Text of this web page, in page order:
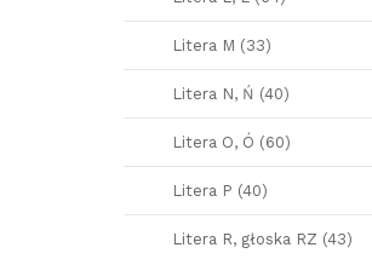
Litera M (33)
Litera N, Ń (40)
Litera O, Ó (60)
Litera P (40)
Litera R, głoska RZ (43)